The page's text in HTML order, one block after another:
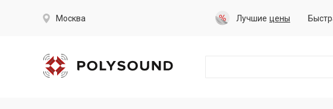
Москва Лучшие цены